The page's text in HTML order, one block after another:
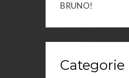
BRUNO!
Categorie